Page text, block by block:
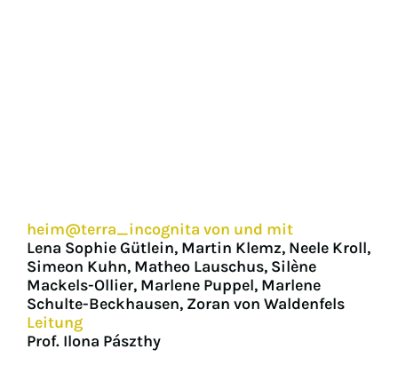
heim@terra_incognita von und mit
Lena Sophie Gütlein, Martin Klemz, Neele Kroll,
Simeon Kuhn, Matheo Lauschus, Silène
Mackels-Ollier, Marlene Puppel, Marlene
Schulte-Beckhausen, Zoran von Waldenfels
Leitung
Prof. Ilona Pászthy